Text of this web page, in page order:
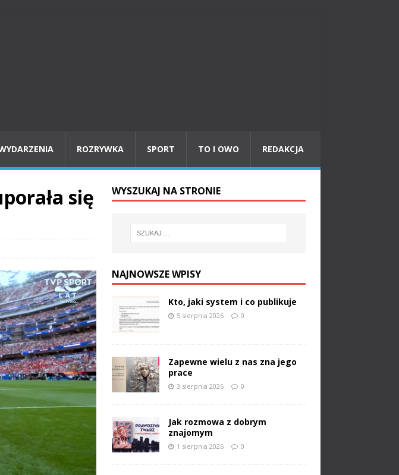
ROZRYWKA SPORT TO I OWO REDAKCJA
się
WYSZUKAJ NA STRONIE
NAJNOWSZE WPISY
Kto, jaki system i co publikuje
5 sierpnia 2026 0
Zapewne wielu z nas zna jego
prace
3 sierpnia 2026 0
Jak rozmowa z dobrym
znajomym
1 sierpnia 2026 0